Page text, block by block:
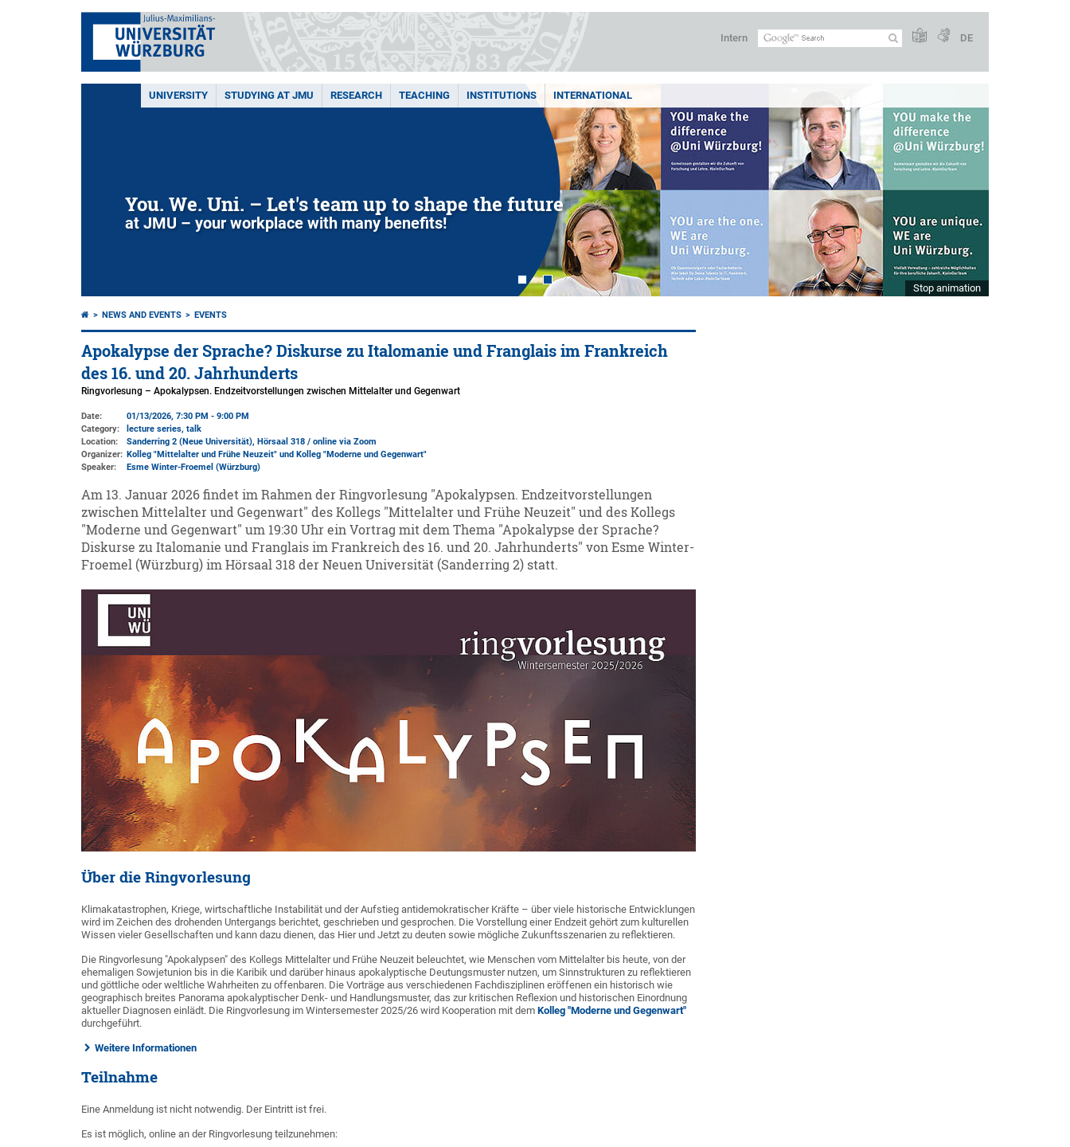
Intern DE
UNIVERSITY STUDYING AT JMU RESEARCH TEACHING INSTITUTIONS INTERNATIONAL
You. We. Uni. – Let's team up to shape the future
at JMU – your workplace with many benefits!
Stop animation
NEWS AND EVENTS EVENTS
Apokalypse der Sprache? Diskurse zu Italomanie und Franglais im Frankreich
des 16. und 20. Jahrhunderts
Ringvorlesung – Apokalypsen. Endzeitvorstellungen zwischen Mittelalter und Gegenwart
Date:
01/13/2026, 7:30 PM - 9:00 PM
Category:
lecture series, talk
Location:
Sanderring 2 (Neue Universität), Hörsaal 318 / online via Zoom
Organizer: Kolleg "Mittelalter und Frühe Neuzeit" und Kolleg "Moderne und Gegenwart"
Speaker:
Esme Winter-Froemel (Würzburg)
Am 13. Januar 2026 findet im Rahmen der Ringvorlesung "Apokalypsen. Endzeitvorstellungen
zwischen Mittelalter und Gegenwart" des Kollegs "Mittelalter und Frühe Neuzeit" und des Kollegs
"Moderne und Gegenwart" um 19:30 Uhr ein Vortrag mit dem Thema "Apokalypse der Sprache?
Diskurse zu Italomanie und Franglais im Frankreich des 16. und 20. Jahrhunderts" von Esme Winter-
Froemel (Würzburg) im Hörsaal 318 der Neuen Universität (Sanderring 2) statt.
Über die Ringvorlesung
Klimakatastrophen, Kriege, wirtschaftliche Instabilität und der Aufstieg antidemokratischer Kräfte – über viele historische Entwicklungen
wird im Zeichen des drohenden Untergangs berichtet, geschrieben und gesprochen. Die Vorstellung einer Endzeit gehört zum kulturellen
Wissen vieler Gesellschaften und kann dazu dienen, das Hier und Jetzt zu deuten sowie mögliche Zukunftsszenarien zu reflektieren.
Die Ringvorlesung "Apokalypsen" des Kollegs Mittelalter und Frühe Neuzeit beleuchtet, wie Menschen vom Mittelalter bis heute, von der
ehemaligen Sowjetunion bis in die Karibik und darüber hinaus apokalyptische Deutungsmuster nutzen, um Sinnstrukturen zu reflektieren
und göttliche oder weltliche Wahrheiten zu offenbaren. Die Vorträge aus verschiedenen Fachdisziplinen eröffenen ein historisch wie
geographisch breites Panorama apokalyptischer Denk- und Handlungsmuster, das zur kritischen Reflexion und historischen Einordnung
aktueller Diagnosen einlädt. Die Ringvorlesung im Wintersemester 2025/26 wird Kooperation mit dem Kolleg "Moderne und Gegenwart"
durchgeführt.
Weitere Informationen
Teilnahme
Eine Anmeldung ist nicht not­wendig. Der Eintritt ist frei.
Es ist möglich, online an der Ring­vorlesung teil­zu­nehmen: